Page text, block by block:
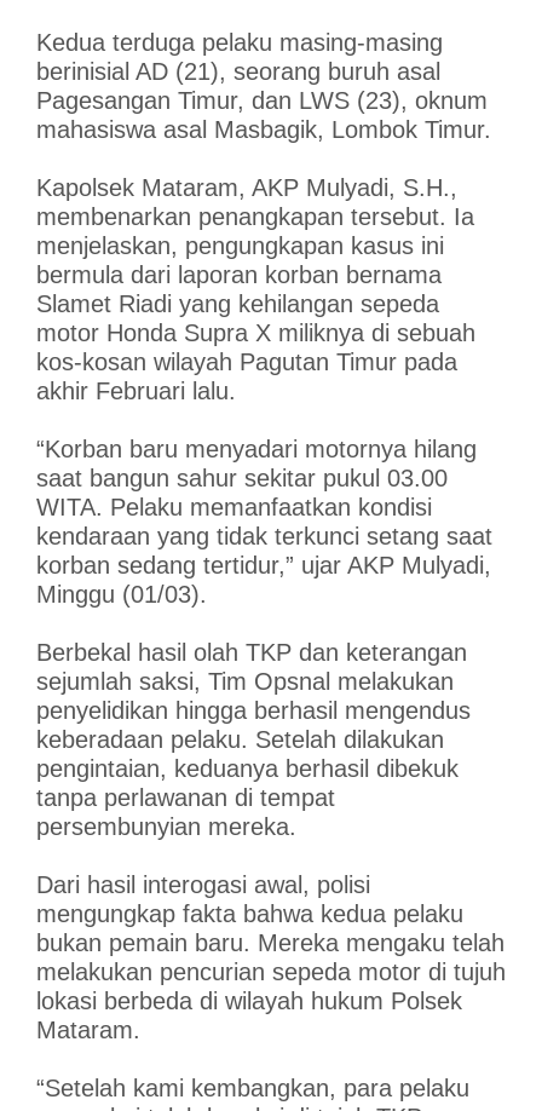
Kedua terduga pelaku masing-masing
berinisial AD (21), seorang buruh asal
Pagesangan Timur, dan LWS (23), oknum
mahasiswa asal Masbagik, Lombok Timur.
Kapolsek Mataram, AKP Mulyadi, S.H.,
membenarkan penangkapan tersebut. Ia
menjelaskan, pengungkapan kasus ini
bermula dari laporan korban bernama
Slamet Riadi yang kehilangan sepeda
motor Honda Supra X miliknya di sebuah
kos-kosan wilayah Pagutan Timur pada
akhir Februari lalu.
“Korban baru menyadari motornya hilang
saat bangun sahur sekitar pukul 03.00
WITA. Pelaku memanfaatkan kondisi
kendaraan yang tidak terkunci setang saat
korban sedang tertidur,” ujar AKP Mulyadi,
Minggu (01/03).
Berbekal hasil olah TKP dan keterangan
sejumlah saksi, Tim Opsnal melakukan
penyelidikan hingga berhasil mengendus
keberadaan pelaku. Setelah dilakukan
pengintaian, keduanya berhasil dibekuk
tanpa perlawanan di tempat
persembunyian mereka.
Dari hasil interogasi awal, polisi
mengungkap fakta bahwa kedua pelaku
bukan pemain baru. Mereka mengaku telah
melakukan pencurian sepeda motor di tujuh
lokasi berbeda di wilayah hukum Polsek
Mataram.
“Setelah kami kembangkan, para pelaku